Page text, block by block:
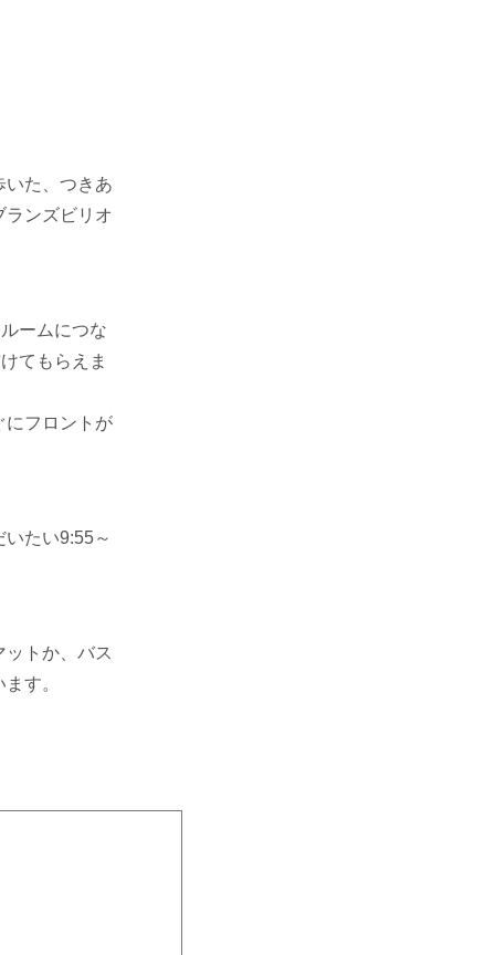
いた、つきあ
ンズビリオ
ームにつな
てもらえま
にフロントが
たい9:55～
トか、バス
す。